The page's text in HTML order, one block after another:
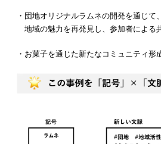
・団地オリジナルラムネの開発を通じて、
地域の魅力を再発見し、参加者による
・お菓子を通じた新たなコミュニティ形